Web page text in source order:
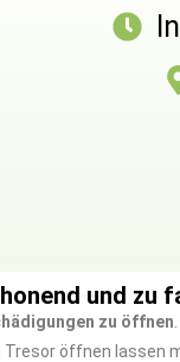
und zu
zu öffnen
öffnen lassen